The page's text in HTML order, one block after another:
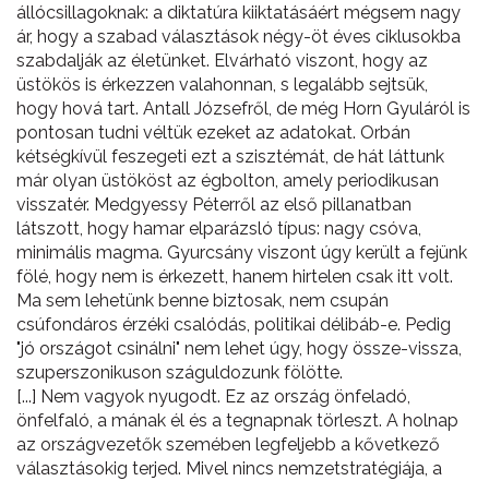
állócsillagoknak: a diktatúra kiiktatásáért mégsem nagy
ár, hogy a szabad választások négy-öt éves ciklusokba
szabdalják az életünket. Elvárható viszont, hogy az
üstökös is érkezzen valahonnan, s legalább sejtsük,
hogy hová tart. Antall Józsefről, de még Horn Gyuláról is
pontosan tudni véltük ezeket az adatokat. Orbán
kétségkívül feszegeti ezt a szisztémát, de hát láttunk
már olyan üstököst az égbolton, amely periodikusan
visszatér. Medgyessy Péterről az első pillanatban
látszott, hogy hamar elparázsló típus: nagy csóva,
minimális magma. Gyurcsány viszont úgy került a fejünk
fölé, hogy nem is érkezett, hanem hirtelen csak itt volt.
Ma sem lehetünk benne biztosak, nem csupán
csúfondáros érzéki csalódás, politikai délibáb-e. Pedig
"jó országot csinálni" nem lehet úgy, hogy össze-vissza,
szuperszonikuson száguldozunk fölötte.
[...] Nem vagyok nyugodt. Ez az ország önfeladó,
önfelfaló, a mának él és a tegnapnak törleszt. A holnap
az országvezetők szemében legfeljebb a kővetkező
választásokig terjed. Mivel nincs nemzetstratégiája, a